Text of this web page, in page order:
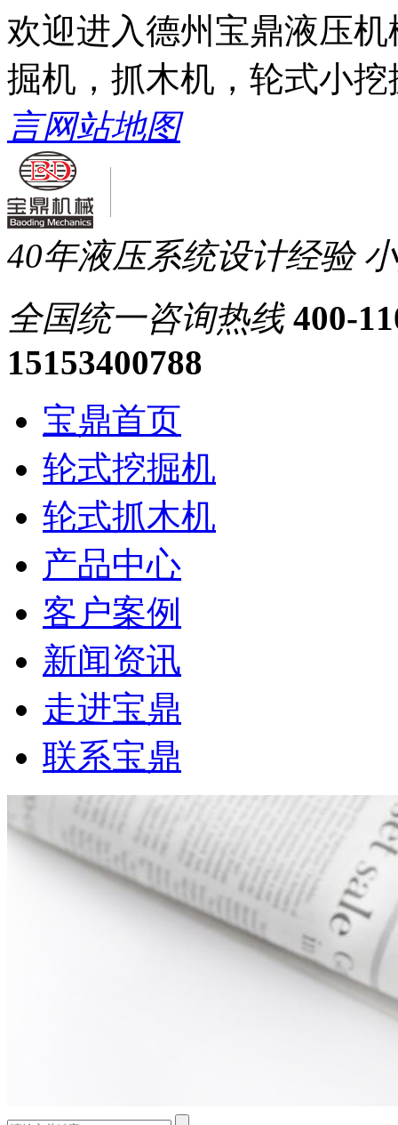
欢迎进入德州宝鼎液压
掘机，抓木机，轮式小
言网站地图
40年液压系统设计经验
全国统一咨询热线 400-
15153400788
宝鼎首页
轮式挖掘机
轮式抓木机
产品中心
客户案例
新闻资讯
走进宝鼎
联系宝鼎